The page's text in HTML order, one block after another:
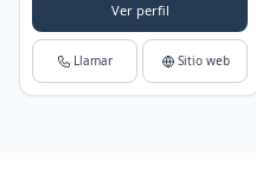
Ver perfil
Llamar Sitio web